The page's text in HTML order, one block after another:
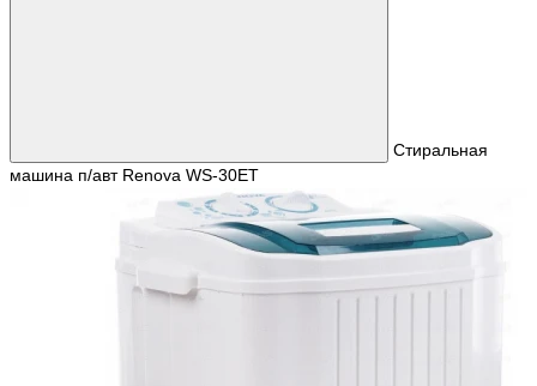
Стиральная
машина п/авт Renova WS-30ET